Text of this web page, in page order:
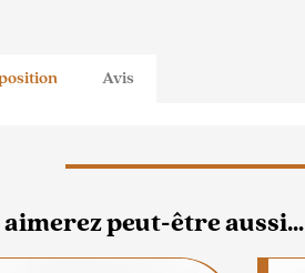
Avis
aimerez peut-être aussi…